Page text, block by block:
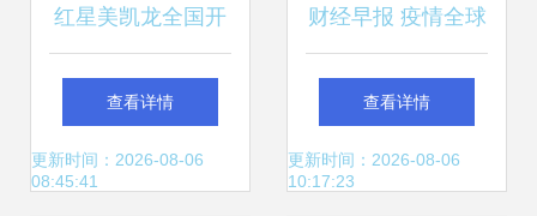
红星美凯龙全国开
展“环保质量月”活
动，共享绿色生活
查看详情
更新时间：2026-08-06
08:45:41
财经早报 疫情全球
蔓延，美股收盘全
线重挫，丰田等车
查看详情
更新时间：2026-08-06
10:17:23